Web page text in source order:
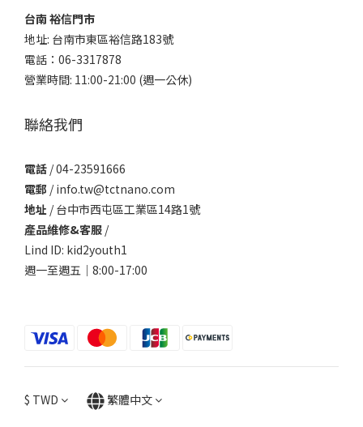
台南 裕信門市
地址: 台南市東區裕信路183號
電話：06-3317878
營業時間: 11:00-21:00 (週一公休)
聯絡我們
電話 / 04-23591666
電郵 / info.tw@tctnano.com
地址 / 台中市西屯區工業區14路1號
產品維修&客服 /
Lind ID: kid2youth1
週一至週五｜8:00-17:00
$ TWD 繁體中文